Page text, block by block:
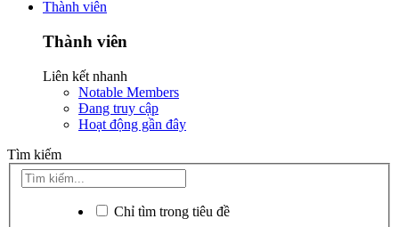
Thành viên
Thành viên
Liên kết nhanh
Notable Members
Đang truy cập
Hoạt động gần đây
Tìm kiếm
Chỉ tìm trong tiêu đề